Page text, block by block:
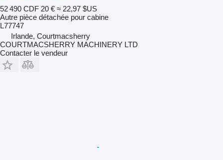
52 490 CDF 20 € ≈ 22,97 $US
Autre pièce détachée pour cabine
L77747
Irlande, Courtmacsherry
COURTMACSHERRY MACHINERY LTD
Contacter le vendeur